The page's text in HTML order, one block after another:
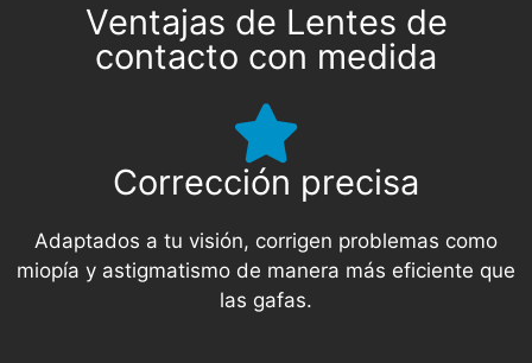
Ventajas de Lentes de
contacto con medida
Corrección precisa
Adaptados a tu visión, corrigen problemas como
miopía y astigmatismo de manera más eficiente que
las gafas.